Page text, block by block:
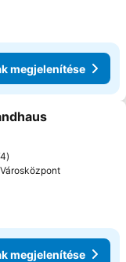
megjelenítése
a kedvencekhez
megjelenítése